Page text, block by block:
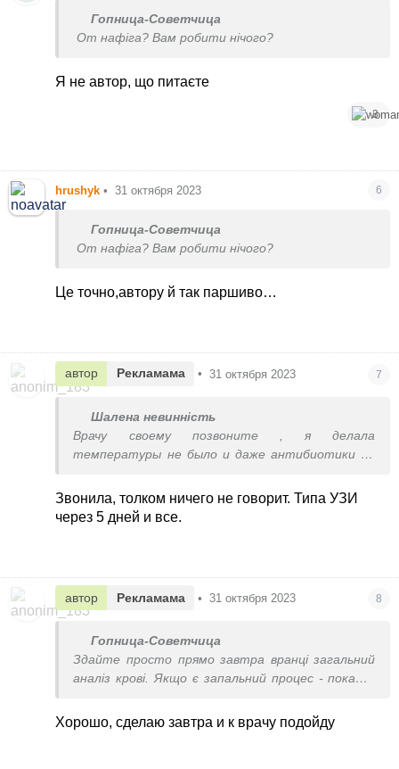
Гопница-Советчица
От нафіга? Вам робити нічого?
Я не автор, що питаєте
3
hrushyk • 31 октября 2023 6
Гопница-Советчица
От нафіга? Вам робити нічого?
Це точно,автору й так паршиво…
автор Рекламама • 31 октября 2023 7
Шалена невинність
Врачу своему позвоните , я делала
температуры не было и даже антибиотики не
Звонила, толком ничего не говорит. Типа УЗИ
через 5 дней и все.
автор Рекламама • 31 октября 2023 8
Гопница-Советчица
Здайте просто прямо завтра вранці загальний
аналіз крові. Якщо є запальний процес - покаже.
Якщо аналіз в нормі - то нічого страшного,
Хорошо, сделаю завтра и к врачу подойду